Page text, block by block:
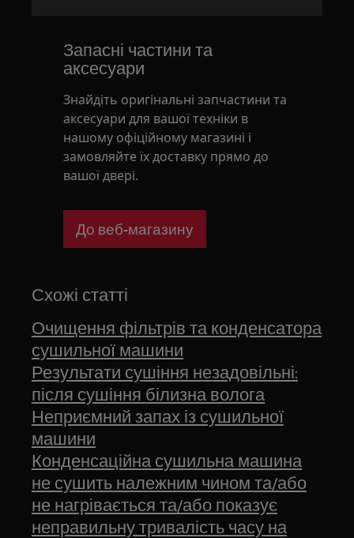
Запасні частини та
аксесуари
Знайдіть оригінальні запчастини та
аксесуари для вашої техніки в
нашому офіційному магазині і
замовляйте їх доставку прямо до
вашої двері.
До веб-магазину
Схожі статті
Очищення фільтрів та конденсатора
сушильної машини
Результати сушіння незадовільні:
після сушіння білизна волога
Неприємний запах із сушильної
машини
Конденсаційна сушильна машина
не сушить належним чином та/або
не нагрівається та/або показує
неправильну тривалість часу на